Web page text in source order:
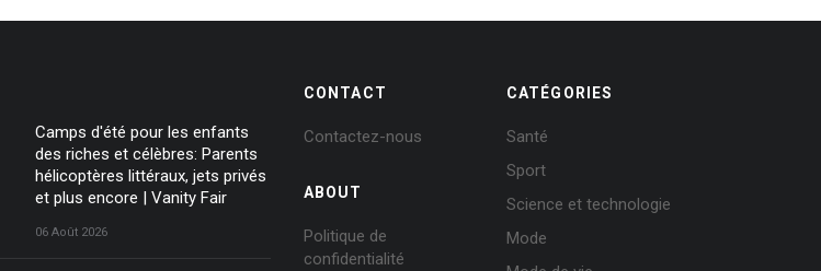
Camps d'été pour les enfants
des riches et célèbres: Parents
hélicoptères littéraux, jets privés
et plus encore | Vanity Fair
06 Août 2026
CONTACT
Contactez-nous
ABOUT
Politique de
confidentialité
CATÉGORIES
Santé
Sport
Science et technologie
Mode